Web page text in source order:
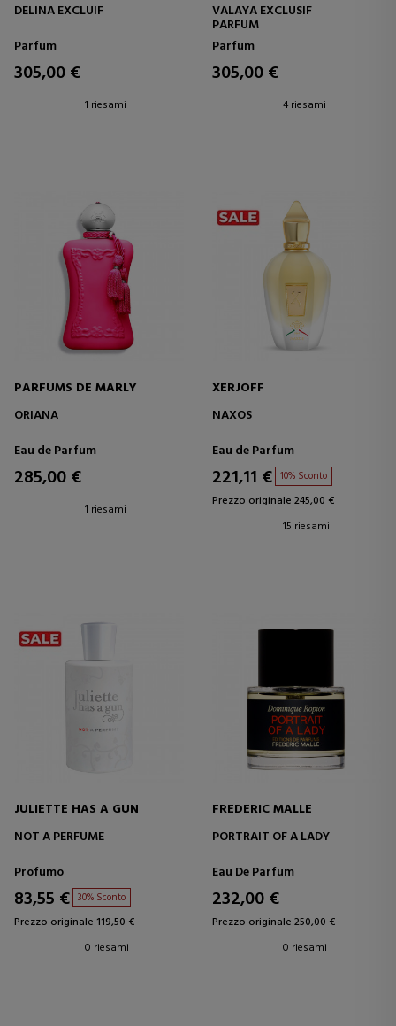
DELINA EXCLUIF
Parfum
305,00 €
1 riesami
VALAYA EXCLUSIF
PARFUM
Parfum
305,00 €
4 riesami
PARFUMS DE MARLY
ORIANA
Eau de Parfum
285,00 €
1 riesami
XERJOFF
NAXOS
Eau de Parfum
221,11 € 10% Sconto
Prezzo originale 245,00 €
15 riesami
JULIETTE HAS A GUN
NOT A PERFUME
Profumo
83,55 € 30% Sconto
Prezzo originale 119,50 €
0 riesami
FREDERIC MALLE
PORTRAIT OF A LADY
Eau De Parfum
232,00 €
Prezzo originale 250,00 €
0 riesami